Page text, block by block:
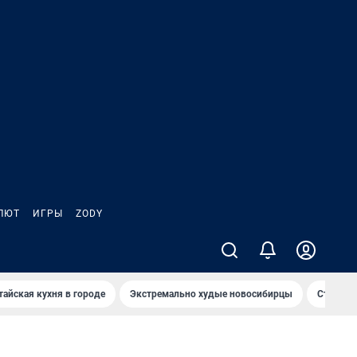
ИГРЫ ZODY
кухня в городе Экстремально худые новосибирцы Старт